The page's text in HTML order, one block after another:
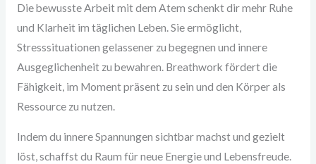
Die bewusste Arbeit mit dem Atem schenkt dir mehr Ruhe
und Klarheit im täglichen Leben. Sie ermöglicht,
Stresssituationen gelassener zu begegnen und innere
Ausgeglichenheit zu bewahren. Breathwork fördert die
Fähigkeit, im Moment präsent zu sein und den Körper als
Ressource zu nutzen.
Indem du innere Spannungen sichtbar machst und gezielt
löst, schaffst du Raum für neue Energie und Lebensfreude.